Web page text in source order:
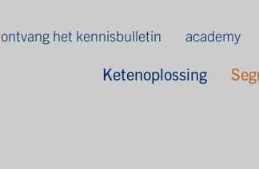
ontvang het kennisbulletin academy
Ketenoplossing